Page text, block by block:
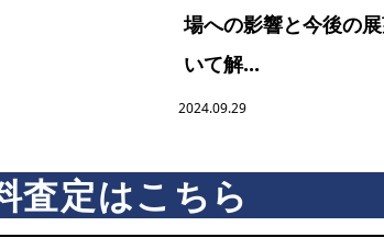
場への影響と今後の
いて解...
2024.09.29
査定はこちら